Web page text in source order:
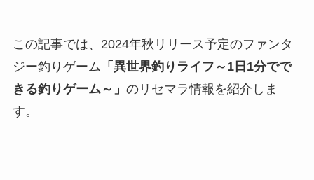
この記事では、2024年秋リリース予定のファンタ
ジー釣りゲーム 「異世界釣りライフ～1日1分でで
きる釣りゲーム～」 のリセマラ情報を紹介しま
す。